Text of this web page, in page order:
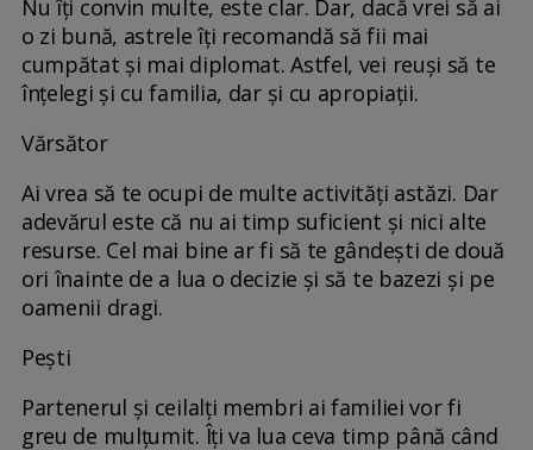
Nu îți convin multe, este clar. Dar, dacă vrei să ai
o zi bună, astrele îți recomandă să fii mai
cumpătat și mai diplomat. Astfel, vei reuși să te
înțelegi și cu familia, dar și cu apropiații.
Vărsător
Ai vrea să te ocupi de multe activități astăzi. Dar
adevărul este că nu ai timp suficient și nici alte
resurse. Cel mai bine ar fi să te gândești de două
ori înainte de a lua o decizie și să te bazezi și pe
oamenii dragi.
Pești
Partenerul și ceilalți membri ai familiei vor fi
greu de mulțumit. Îți va lua ceva timp până când